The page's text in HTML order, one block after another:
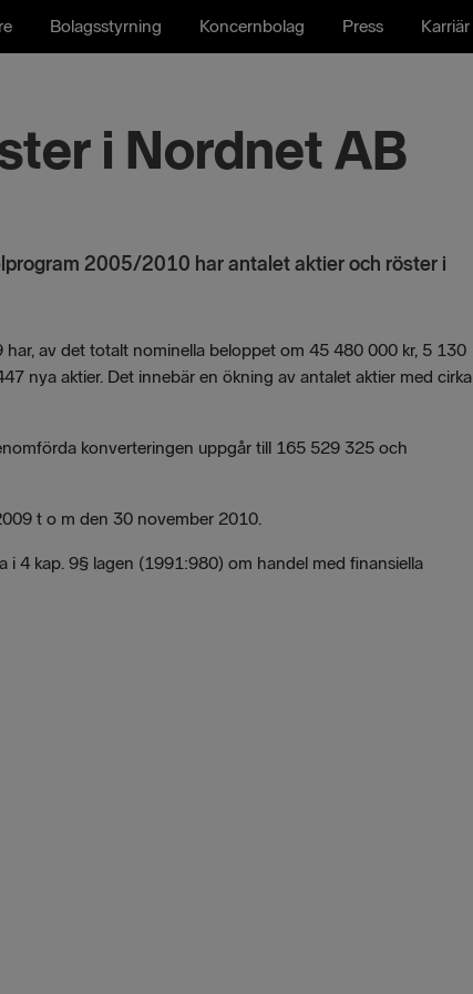
Bolagsstyrning Koncernbolag Press Karriär
i Nordnet AB
2005/2010 har antalet aktier och röster i
av det totalt nominella beloppet om 45 480 000 kr, 5 130
nya aktier. Det innebär en ökning av antalet aktier med cirka
konverteringen uppgår till 165 529 325 och
t o m den 30 november 2010.
4 kap. 9§ lagen (1991:980) om handel med finansiella